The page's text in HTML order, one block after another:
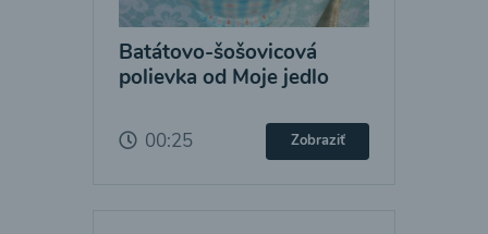
Batátovo-šošovicová
polievka od Moje jedlo
00:25 Zobraziť